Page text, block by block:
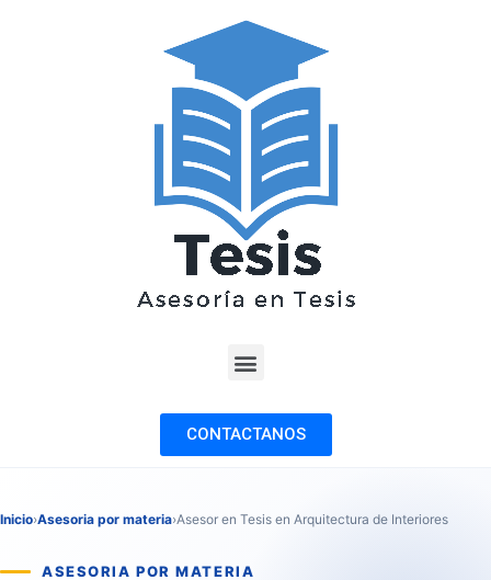
CONTACTANOS
Inicio›Asesoria por materia›Asesor en Tesis en Arquitectura de Interiores
ASESORIA POR MATERIA